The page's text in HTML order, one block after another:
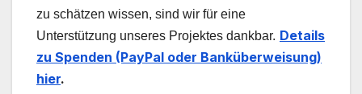
zu schätzen wissen, sind wir für eine
Unterstützung unseres Projektes dankbar. Details
zu Spenden (PayPal oder Banküberweisung)
hier.